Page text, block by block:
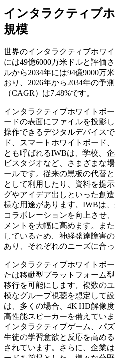
インタラクティブ
規模
世界のインタラクティブホワ
には49億6000万米ドルと評価
ルから2034年には94億9000万
おり、2026年から2034年の予
（CAGR）は7.48%です。
インタラクティブホワイトボ
ードの表面にファイルを投影
操作できるデジタルデバイス
ド、スマートホワイトボード
とも呼ばれるIWBは、学校、
ビスタジオなど、さまざまな
ールです。従来の黒板の代替
として利用したり、資料を提
グやアイデア出しといった創
様な用途があります。IWBは
コラボレーションを向上させ
メントを大幅に高めます。ま
しているため、神経発達障害
あり、それぞれのニーズに合
インタラクティブホワイトボ
たは移動型プラットフォーム
移行を可能にします。複数の
模なグループ視聴を想定して
は、多くの場合、4K HD解像
高性能スピーカーを備えてい
インタラクティブゲーム、パ
生徒の学習意欲と反応を高め
されています。さらに、企業